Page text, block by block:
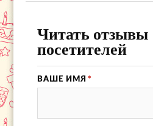
Читать отзывы
посетителей
ВАШЕ ИМЯ *